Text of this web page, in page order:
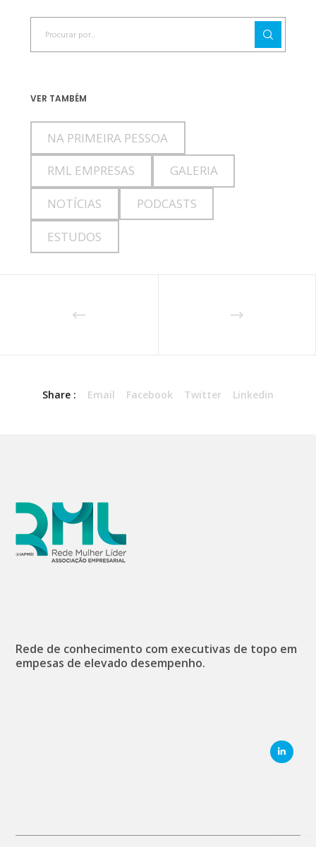
VER TAMBÉM
NA PRIMEIRA PESSOA
RML EMPRESAS GALERIA
NOTÍCIAS PODCASTS
ESTUDOS
Share : Email Facebook Twitter Linkedin
Rede de conhecimento com executivas de topo em
empesas de elevado desempenho.